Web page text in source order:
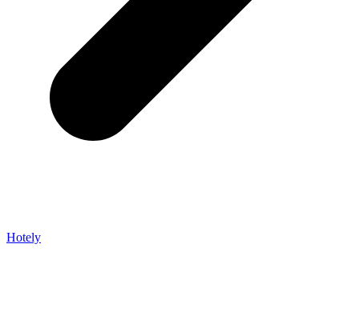
Hotely